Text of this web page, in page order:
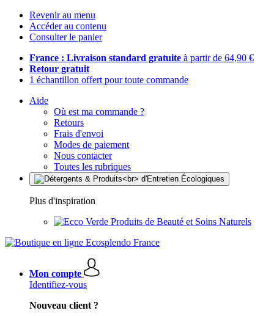
Revenir au menu
Accéder au contenu
Consulter le panier
France : Livraison standard gratuite à partir de 64,90 €
Retour gratuit
1 échantillon offert pour toute commande
Aide
Où est ma commande ?
Retours
Frais d'envoi
Modes de paiement
Nous contacter
Toutes les rubriques
Plus d'inspiration
Produits de Beauté et Soins Naturels
Mon compte
Identifiez-vous
Nouveau client ?